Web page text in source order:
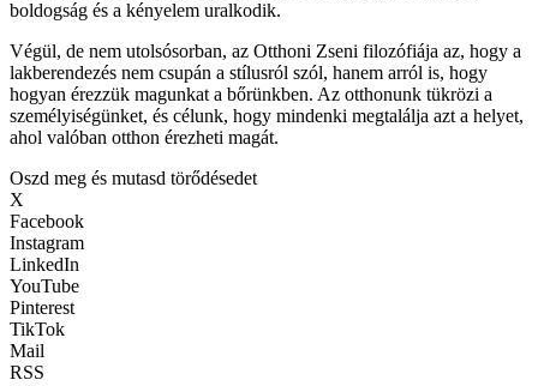
boldogság és a kényelem uralkodik.
Végül, de nem utolsósorban, az Otthoni Zseni filozófiája az, hogy a
lakberendezés nem csupán a stílusról szól, hanem arról is, hogy
hogyan érezzük magunkat a bőrünkben. Az otthonunk tükrözi a
személyiségünket, és célunk, hogy mindenki megtalálja azt a helyet,
ahol valóban otthon érezheti magát.
Oszd meg és mutasd törődésedet
X
Facebook
Instagram
LinkedIn
YouTube
Pinterest
TikTok
Mail
RSS